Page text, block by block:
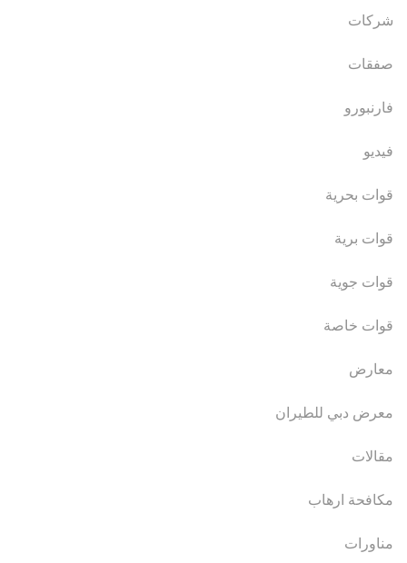
شركات
صفقات
فارنبورو
فيديو
قوات بحرية
قوات برية
قوات جوية
قوات خاصة
معارض
معرض دبي للطيران
مقالات
مكافحة ارهاب
مناورات